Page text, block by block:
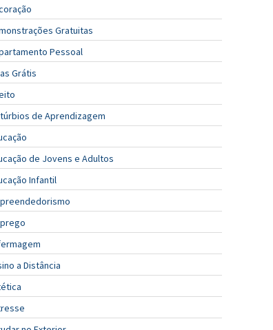
Gratuitas
Pessoal
Grátis
de Aprendizagem
de Jovens e Adultos
Infantil
a Distância